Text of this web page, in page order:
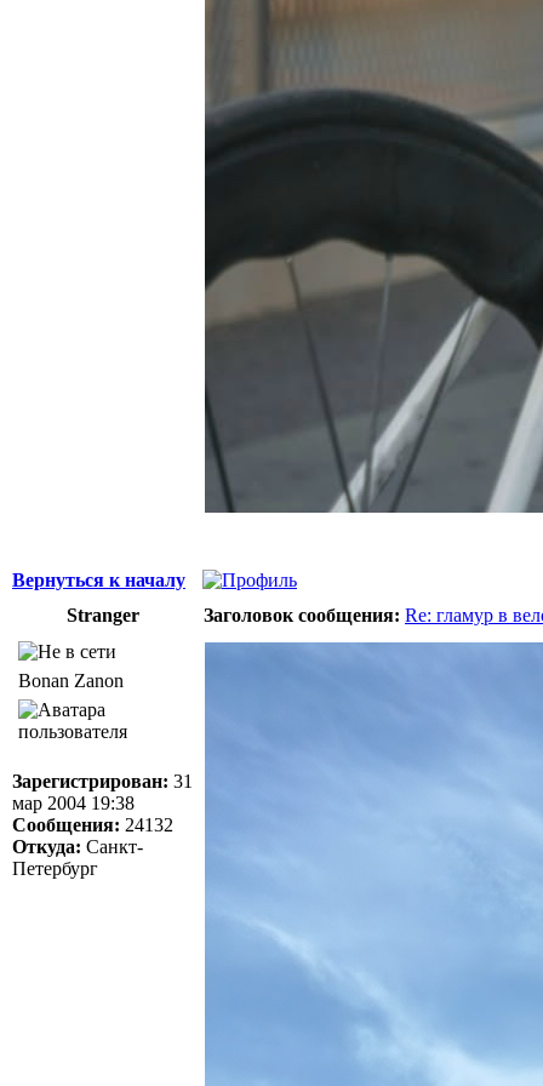
Вернуться к началу
Stranger
Заголовок сообщения: Re: гламур в
Bonan Zanon
Зарегистрирован: 31
мар 2004 19:38
Сообщения: 24132
Откуда: Санкт-
Петербург